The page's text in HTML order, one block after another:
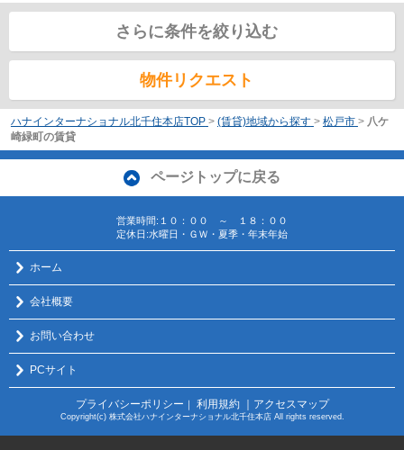
さらに条件を絞り込む
物件リクエスト
ハナインターナショナル北千住本店TOP > (賃貸)地域から探す > 松戸市 > 八ケ
崎緑町の賃貸
ページトップに戻る
営業時間:１０：００ ～ １８：００
定休日:水曜日・ＧＷ・夏季・年末年始
ホーム
会社概要
お問い合わせ
PCサイト
プライバシーポリシー ｜ 利用規約 ｜アクセスマップ
Copyright(c) 株式会社ハナインターナショナル北千住本店 All rights reserved.